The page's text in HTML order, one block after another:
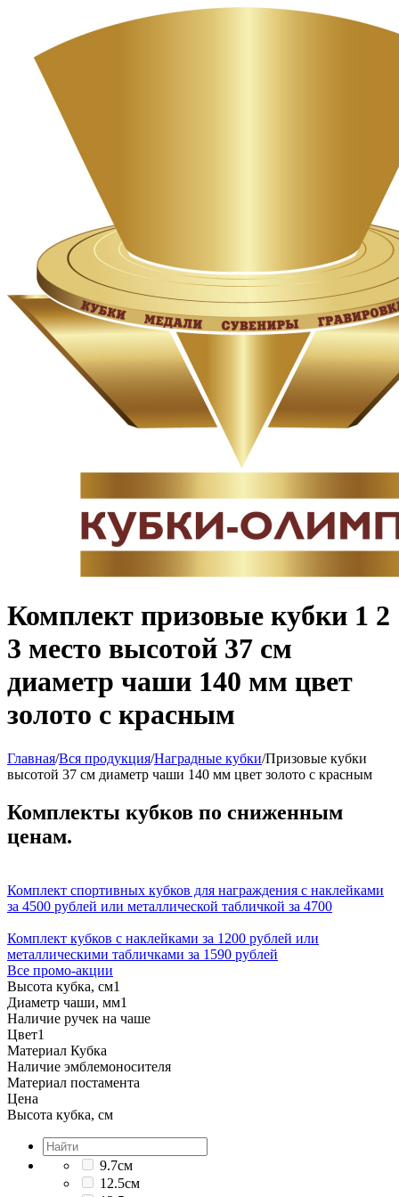
Комплект призовые кубки 1 2
3 место высотой 37 см
диаметр чаши 140 мм цвет
золото с красным
Главная/Вся продукция/Наградные кубки/Призовые кубки
высотой 37 см диаметр чаши 140 мм цвет золото с красным
Комплекты кубков по сниженным
ценам.
Комплект спортивных кубков для награждения с наклейками
за 4500 рублей или металлической табличкой за 4700
Комплект кубков с наклейками за 1200 рублей или
металлическими табличками за 1590 рублей
Все промо-акции
Высота кубка, см1
Диаметр чаши, мм1
Наличие ручек на чаше
Цвет1
Материал Кубка
Наличие эмблемоносителя
Материал постамента
Цена
Высота кубка, см
9.7см
12.5см